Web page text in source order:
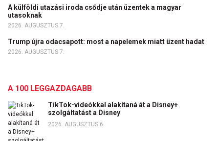
A külföldi utazási iroda csődje után üzentek a magyar
utasoknak
2026. AUGUSZTUS 7.
Trump újra odacsapott: most a napelemek miatt üzent hadat
2026. AUGUSZTUS 7.
A 100 LEGGAZDAGABB
TikTok-videókkal alakítaná át a Disney+
szolgáltatást a Disney
2026. AUGUSZTUS 6.